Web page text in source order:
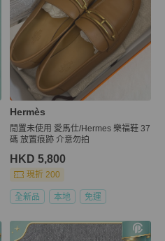
Hermès
閒置未使用 愛馬仕/Hermes 樂福鞋 37
碼 放置痕跡 介意勿拍
HKD 5,800
現折 200
全新品 本地 免運